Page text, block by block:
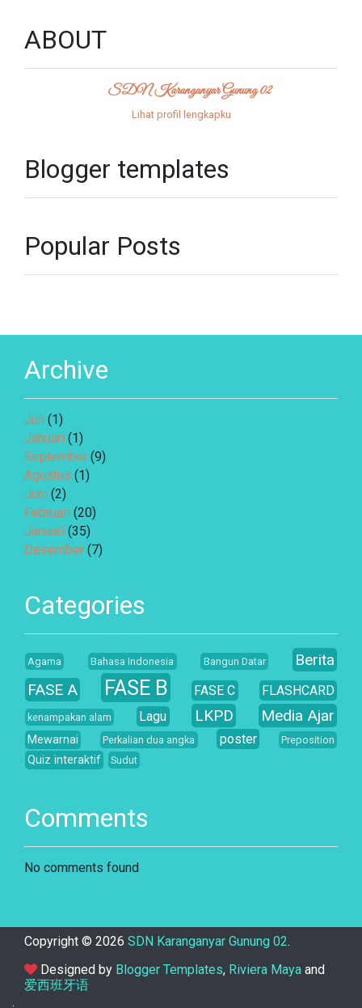
ABOUT
SDN Karanganyar Gunung 02
Lihat profil lengkapku
Blogger templates
Popular Posts
Archive
Juli (1)
Januari (1)
September (9)
Agustus (1)
Juni (2)
Februari (20)
Januari (35)
Desember (7)
Categories
Agama Bahasa Indonesia Bangun Datar
Berita
FASE A
FASE B FASE C FLASHCARD
kenampakan alam Lagu LKPD Media Ajar
Mewarnai Perkalian dua angka poster Preposition
Quiz interaktif Sudut
Comments
No comments found
Copyright © 2026 SDN Karanganyar Gunung 02.
Designed by Blogger Templates, Riviera Maya and
爱西班牙语
.